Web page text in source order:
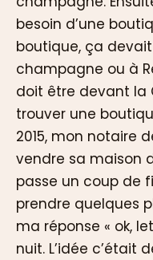
besoin d’une
boutique, ça
champagne ou à
doit être devant la
trouver une
2015, mon notaire
vendre sa maison
passe un coup de
prendre quelques
ma réponse « ok,
nuit. L’idée c’était